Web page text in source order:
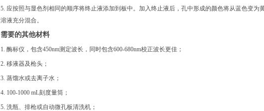
5. 应按照与显色剂相同的顺序将终止液添加到板中。加入终止液后，孔中形成的颜色将从蓝色变为
溶液充分混合。
需要的其他材料
1. 酶标仪，包含450nm测定波长，同时包含600-680nm校正波长更佳；
2. 移液器及枪头；
3. 蒸馏水或去离子水；
4. 100-1000 mL刻度量筒；
5. 洗瓶、排枪或自动微孔板清洗机；